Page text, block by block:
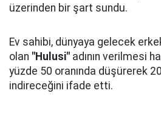
üzerinden bir şart sundu.
Ev sahibi, dünyaya gelecek
olan "Hulusi" adının verilmesi
yüzde 50 oranında düşürerek
indireceğini ifade etti.